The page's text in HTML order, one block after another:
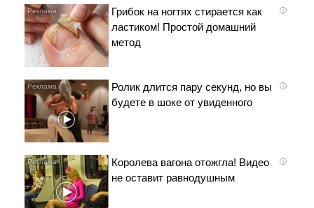
i
Грибок на ногтях стирается как
ластиком! Простой домашний
метод
i
Ролик длится пару секунд, но вы
будете в шоке от увиденного
i
Королева вагона отожгла! Видео
не оставит равнодушным